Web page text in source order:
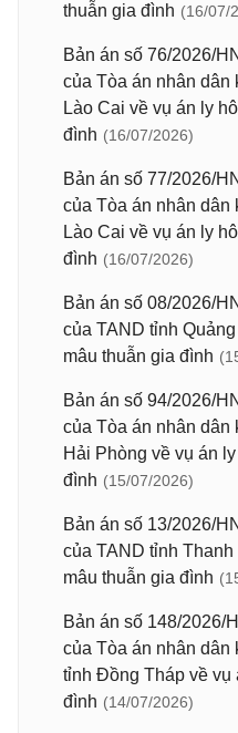
thuẫn gia đình (16/07/
Bản án số 76/2026/
của Tòa án nhân dân
Lào Cai về vụ án ly
đình (16/07/2026)
Bản án số 77/2026/
của Tòa án nhân dân
Lào Cai về vụ án ly
đình (16/07/2026)
Bản án số 08/2026/
của TAND tỉnh
mâu thuẫn gia đình
Bản án số 94/2026/
của Tòa án nhân dân
Hải Phòng về vụ án
đình (15/07/2026)
Bản án số 13/2026/
của TAND tỉnh
mâu thuẫn gia đình
Bản án số 148/2026/
của Tòa án nhân
tỉnh Đồng Tháp về vụ
đình (14/07/2026)